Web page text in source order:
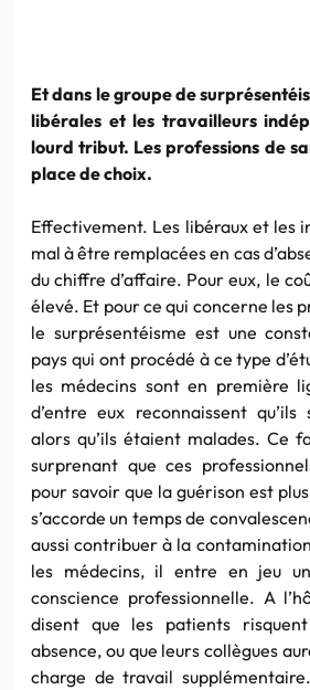
Et dans le groupe de
libérales et les travailleurs
lourd tribut. Les professions de
place de choix.
Effectivement. Les libéraux et les
mal à être remplacées en cas
du chiffre d’affaire. Pour eux, le
élevé. Et pour ce qui concerne les
le surprésentéisme est une
pays qui ont procédé à ce type
les médecins sont en première
d’entre eux reconnaissent
alors qu’ils étaient malades. Ce
surprenant que ces
pour savoir que la guérison est
s’accorde un temps de
aussi contribuer à la
les médecins, il entre en jeu
conscience professionnelle. A
disent que les patients
absence, ou que leurs collègues
charge de travail